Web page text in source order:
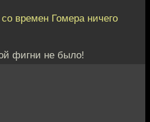
времен Гомера ничего
фигни не было!